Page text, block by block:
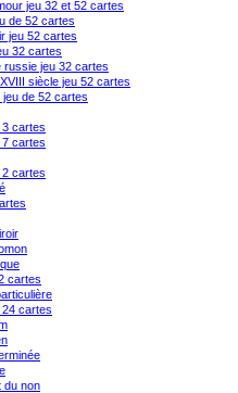
jeu 32 et 52 cartes
de 52 cartes
jeu 52 cartes
32 cartes
russie jeu 32 cartes
siècle jeu 52 cartes
de 52 cartes
cartes
cartes
cartes
cartes
cartes
du non